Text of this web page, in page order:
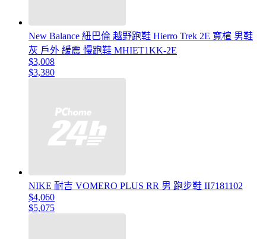
New Balance 紐巴倫 越野跑鞋 Hierro Trek 2E 寬楦 男鞋
灰 戶外 緩震 慢跑鞋 MHIET1KK-2E
$3,008
$3,380
NIKE 耐吉 VOMERO PLUS RR 男 跑步鞋 II7181102
$4,060
$5,075